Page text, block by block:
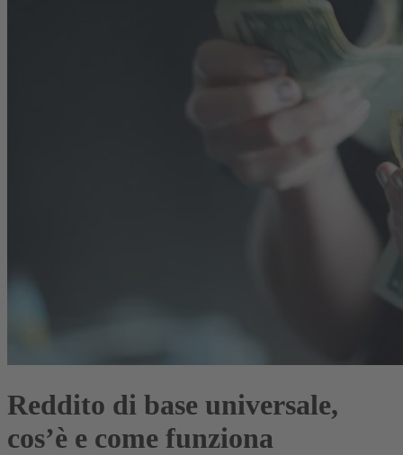
Reddito di base universale,
cos’è e come funziona